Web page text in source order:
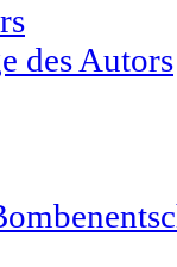
des Autors